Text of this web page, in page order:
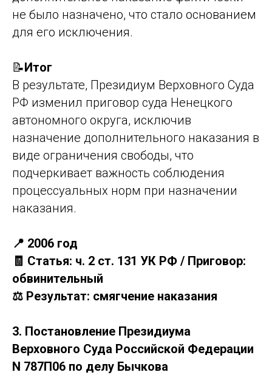
не было назначено, что стало основанием
для его исключения.
📝Итог
В результате, Президиум Верховного Суда
РФ изменил приговор суда Ненецкого
автономного округа, исключив
назначение дополнительного наказания в
виде ограничения свободы, что
подчеркивает важность соблюдения
процессуальных норм при назначении
наказания.
📍 2006 год
🧾 Статья: ч. 2 ст. 131 УК РФ / Приговор:
обвинительный
⚖️ Результат: смягчение наказания
3. Постановление Президиума
Верховного Суда Российской Федерации
N 787П06 по делу Бычкова